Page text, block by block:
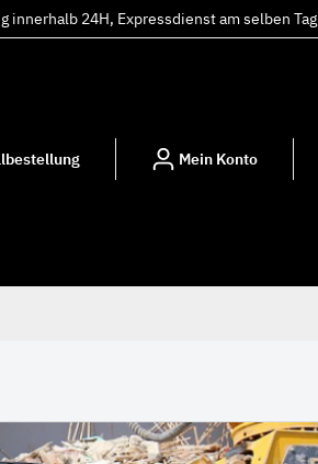
innerhalb 24H, Expressdienst am selben Tag
Mein Konto